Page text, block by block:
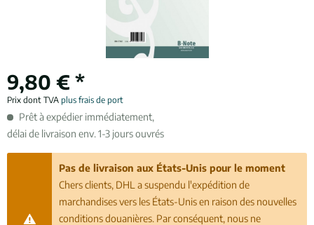
9,80 € *
Prix dont TVA plus frais de port
Prêt à expédier immédiatement,
délai de livraison env. 1-3 jours ouvrés
Pas de livraison aux États-Unis pour le moment
Chers clients, DHL a suspendu l'expédition de
marchandises vers les États-Unis en raison des nouvelles
conditions douanières. Par conséquent, nous ne